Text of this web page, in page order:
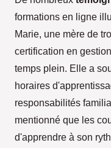
formations en ligne
Marie, une mère de
certification en
temps plein. Elle a
horaires
responsabilités
mentionné que les
d'apprendre à son